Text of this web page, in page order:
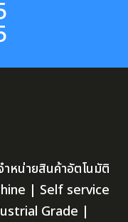
หน่ายสินค้าอัตโนมัติ
| Self service
Grade |